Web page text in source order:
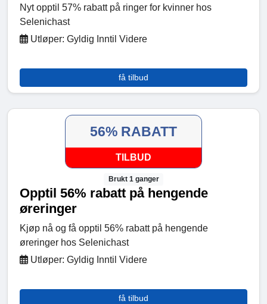
Nyt opptil 57% rabatt på ringer for kvinner hos
Selenichast
Utløper: Gyldig Inntil Videre
få tilbud
56% RABATT
TILBUD
Brukt 1 ganger
Opptil 56% rabatt på hengende
øreringer
Kjøp nå og få opptil 56% rabatt på hengende
øreringer hos Selenichast
Utløper: Gyldig Inntil Videre
få tilbud